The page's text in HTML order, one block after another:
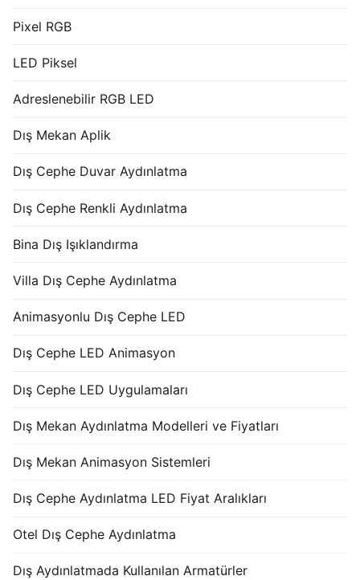
Pixel RGB
LED Piksel
Adreslenebilir RGB LED
Dış Mekan Aplik
Dış Cephe Duvar Aydınlatma
Dış Cephe Renkli Aydınlatma
Bina Dış Işıklandırma
Villa Dış Cephe Aydınlatma
Animasyonlu Dış Cephe LED
Dış Cephe LED Animasyon
Dış Cephe LED Uygulamaları
Dış Mekan Aydınlatma Modelleri ve Fiyatları
Dış Mekan Animasyon Sistemleri
Dış Cephe Aydınlatma LED Fiyat Aralıkları
Otel Dış Cephe Aydınlatma
Dış Aydınlatmada Kullanılan Armatürler